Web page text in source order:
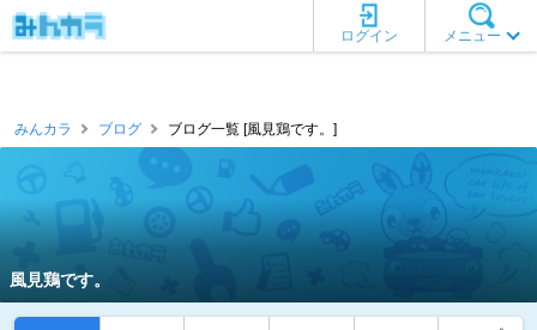
メニュー
ログイン
みんカラ ブログ ブログ一覧 [風見鶏です。]
風見鶏です。